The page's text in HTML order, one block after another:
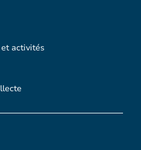
activités